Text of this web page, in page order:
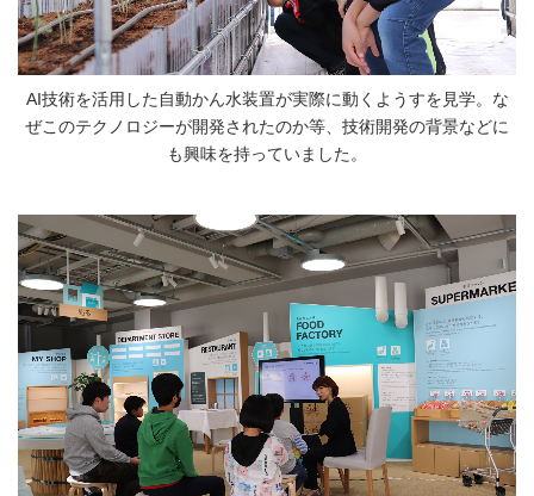
AI技術を活用した自動かん水装置が実際に動くようすを見学。な
ぜこのテクノロジーが開発されたのか等、技術開発の背景などに
も興味を持っていました。